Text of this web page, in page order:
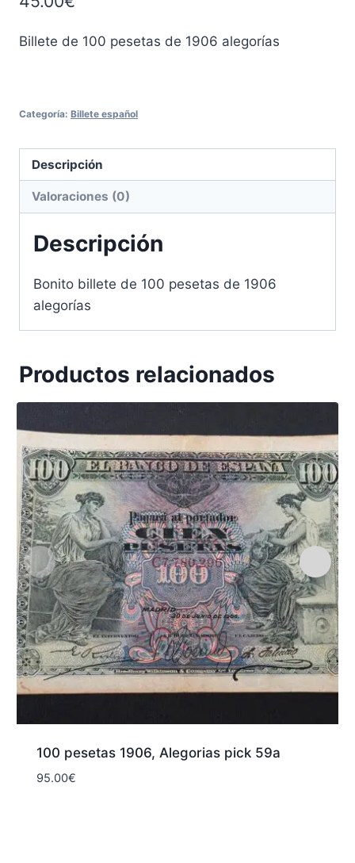
Billete de 100 pesetas de 1906 alegorías
Categoría: Billete español
Descripción
Valoraciones (0)
Descripción
Bonito billete de 100 pesetas de 1906
alegorías
Productos relacionados
100 pesetas 1906, Alegorias pick 59a
95.00€